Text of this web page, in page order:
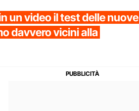
un video il test delle nuove
davvero vicini alla